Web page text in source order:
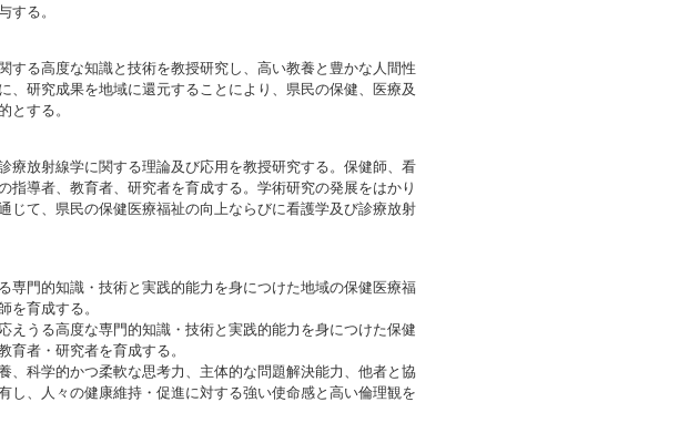
する。
する高度な知識と技術を教授研究し、高い教養と豊かな人間性
、研究成果を地域に還元することにより、県民の保健、医療及
とする。
療放射線学に関する理論及び応用を教授研究する。保健師、看
指導者、教育者、研究者を育成する。学術研究の発展をはかり
じて、県民の保健医療福祉の向上ならびに看護学及び診療放射
専門的知識・技術と実践的能力を身につけた地域の保健医療福
を育成する。
えうる高度な専門的知識・技術と実践的能力を身につけた保健
育者・研究者を育成する。
、科学的かつ柔軟な思考力、主体的な問題解決能力、他者と協
し、人々の健康維持・促進に対する強い使命感と高い倫理観を